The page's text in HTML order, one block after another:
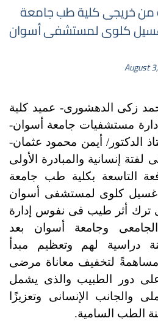
من خريجى كلية طب جامعة
غسيل كلوى لمستشفى أسوان
August
زكى الدهشورى- عميد كلية
مستشفيات جامعة أسوان-
الدكتور/ أيمن محمود عثمان-
إنسانية والمبادرة الأولى
التاسعة بكلية طب جامعة
غسيل كلوى لمستشفى أسوان
ترك أثر طيب فى نفوس إدارة
وجامعة أسوان بعد
لهم وتعظيم مبدأ
لتخفيف معاناة مرضى
دور الطبيب والذى يشمل
والجانب الإنسانى وتعزيزًا
الطب السامية.